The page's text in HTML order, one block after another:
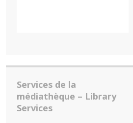
Services de la
médiathèque – Library
Services